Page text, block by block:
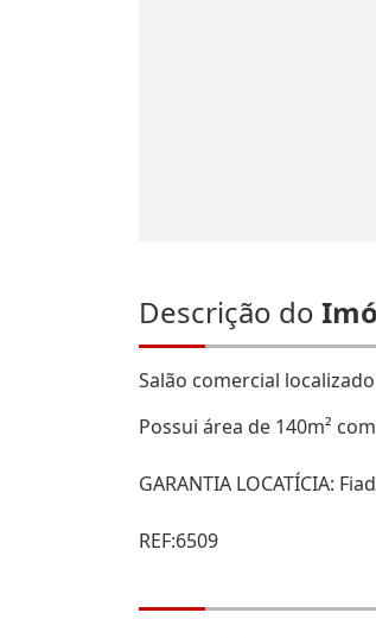
Descrição do
Salão comercial
Possui área de 140m²
GARANTIA LOCATÍCIA:
REF:6509